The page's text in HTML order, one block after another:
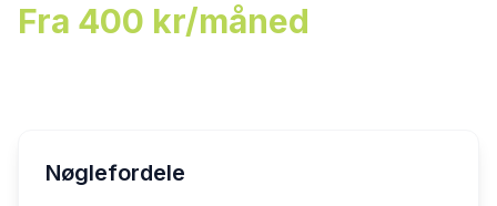
Fra 400 kr/måned
Nøglefordele